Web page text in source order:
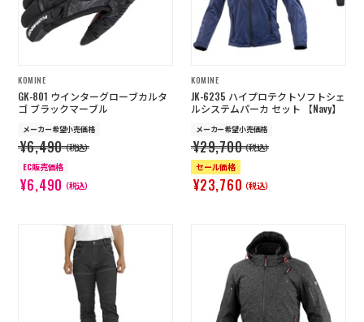
KOMINE
GK-801 ウインターグローブカルタ
ゴ ブラックマーブル
メーカー希望小売価格
¥6,490（税込）
EC販売価格
¥6,490（税込）
KOMINE
JK-6235 ハイプロテクトソフトシェ
ルシステムパーカ セット 【Navy】
メーカー希望小売価格
¥29,700（税込）
セール価格
¥23,760（税込）